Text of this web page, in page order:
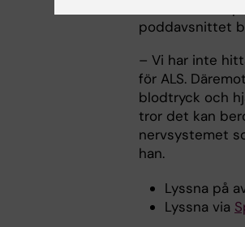
poddavsnittet
– Vi har inte
för ALS.
blodtryck och
tror det kan
nervsystemet
han.
Lyssna på
Lyssna via